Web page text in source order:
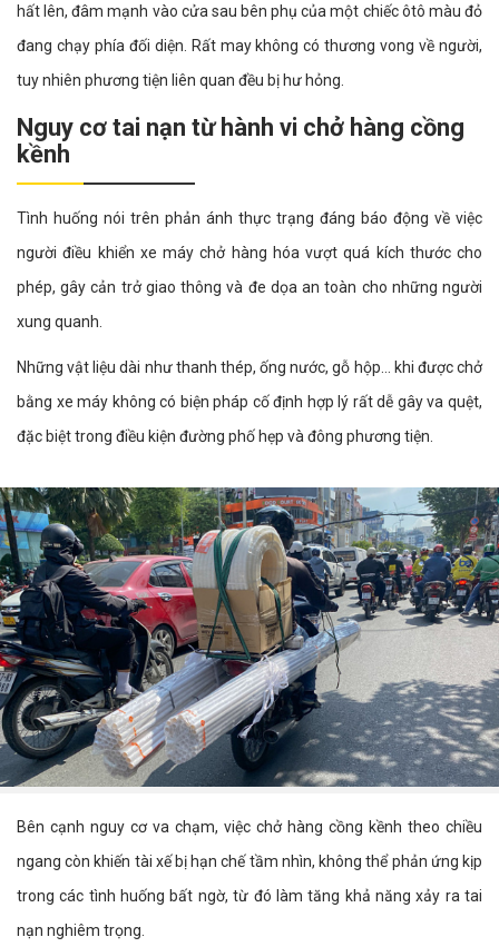
hất lên, đâm mạnh vào cửa sau bên phụ của một chiếc ôtô màu đỏ
đang chạy phía đối diện. Rất may không có thương vong về người,
tuy nhiên phương tiện liên quan đều bị hư hỏng.
Nguy cơ tai nạn từ hành vi chở hàng cồng
kềnh
Tình huống nói trên phản ánh thực trạng đáng báo động về việc
người điều khiển xe máy chở hàng hóa vượt quá kích thước cho
phép, gây cản trở giao thông và đe dọa an toàn cho những người
xung quanh.
Những vật liệu dài như thanh thép, ống nước, gỗ hộp… khi được chở
bằng xe máy không có biện pháp cố định hợp lý rất dễ gây va quệt,
đặc biệt trong điều kiện đường phố hẹp và đông phương tiện.
Bên cạnh nguy cơ va chạm, việc chở hàng cồng kềnh theo chiều
ngang còn khiến tài xế bị hạn chế tầm nhìn, không thể phản ứng kịp
trong các tình huống bất ngờ, từ đó làm tăng khả năng xảy ra tai
nạn nghiêm trọng.